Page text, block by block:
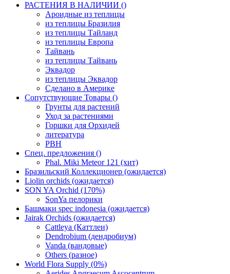
РАСТЕНИЯ В НАЛИЧИИ ()
Ароидные из теплицы
из теплицы Бразилия
из теплицы Тайланд
из теплицы Европа
Тайвань
из теплицы Тайвань
Эквадор
из теплицы Эквадор
Сделано в Америке
Сопутствующие Товары ()
Грунты для растений
Уход за растениями
Горшки для Орхидей
литература
РВН
Спец. предложения ()
Phal. Miki Meteor 121 (хит)
Бразильский Коллекционер (ожидается)
Liolin orchids (ожидается)
SON YA Orchid (170%)
SonYa пелорики
Башмаки spec indonesia (ожидается)
Jairak Orchids (ожидается)
Cattleya (Каттлеи)
Dendrobium (дендробиум)
Vanda (вандовые)
Others (разное)
World Flora Supply (0%)